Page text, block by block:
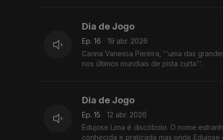
Dia de Jogo
Ep. 16
19 abr. 2026
Carina Vanessa Pereira, ''uma das
nos últimos mundiais de pista curta''.
Dia de Jogo
Ep. 15
12 abr. 2026
Edujose Lima é discóbolo. O nome
conhecida e praticada mas onde